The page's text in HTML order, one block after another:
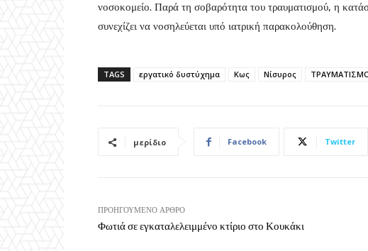
νοσοκομείο. Παρά τη σοβαρότητα του τραυματισμού, η
συνεχίζει να νοσηλεύεται υπό ιατρική παρακολούθηση.
TAGS εργατικό δυστύχημα Κως Νίσυρος
μερίδιο Facebook Twitter
ΠΡΟΗΓΟΎΜΕΝΟ ΆΡΘΡΟ
Φωτιά σε εγκαταλελειμμένο κτίριο στο Κουκάκι